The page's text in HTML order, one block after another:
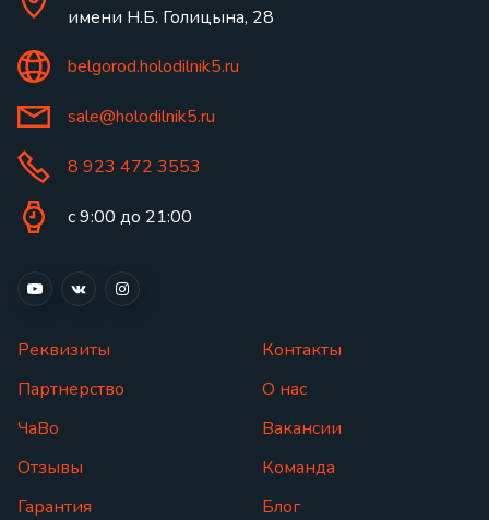
имени Н.Б. Голицына, 28
belgorod.holodilnik5.ru
sale@holodilnik5.ru
8 923 472 3553
с 9:00 до 21:00
Реквизиты
Партнерство
ЧаВо
Отзывы
Гарантия
Контакты
О нас
Вакансии
Команда
Блог